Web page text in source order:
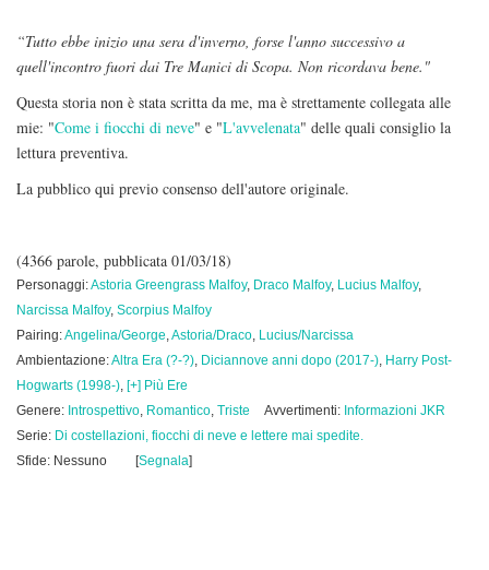
“Tutto ebbe inizio una sera d'inverno, forse l'anno successivo a
quell'incontro fuori dai Tre Manici di Scopa. Non ricordava bene."
Questa storia non è stata scritta da me, ma è strettamente collegata alle
mie: "Come i fiocchi di neve" e "L'avvelenata" delle quali consiglio la
lettura preventiva.
La pubblico qui previo consenso dell'autore originale.
(4366 parole, pubblicata 01/03/18)
Personaggi:Astoria Greengrass Malfoy, Draco Malfoy, Lucius Malfoy,
Narcissa Malfoy, Scorpius Malfoy
Pairing:Angelina/George,Astoria/Draco, Lucius/Narcissa
Ambientazione:Altra Era (?-?), Diciannove anni dopo (2017-), Harry Post-
Hogwarts (1998-), [+] Più Ere
Genere: Introspettivo, Romantico, Triste Avvertimenti: Informazioni JKR
Serie: Di costellazioni, fiocchi di neve e lettere mai spedite.
Sfide: Nessuno
[Segnala]